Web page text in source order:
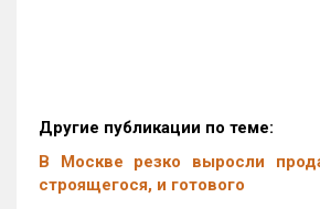
Другие публикации по теме:
В Москве резко выросли
строящегося, и готового